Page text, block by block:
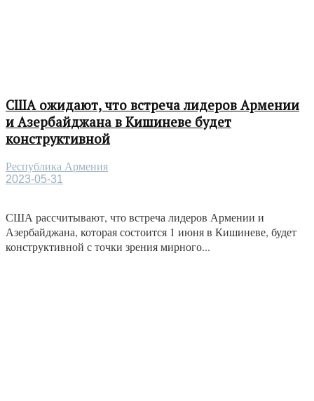
США ожидают, что встреча лидеров Армении
и Азербайджана в Кишиневе будет
конструктивной
Республика Армения
2023-05-31
США рассчитывают, что встреча лидеров Армении и
Азербайджана, которая состоится 1 июня в Кишиневе, будет
конструктивной с точки зрения мирного...